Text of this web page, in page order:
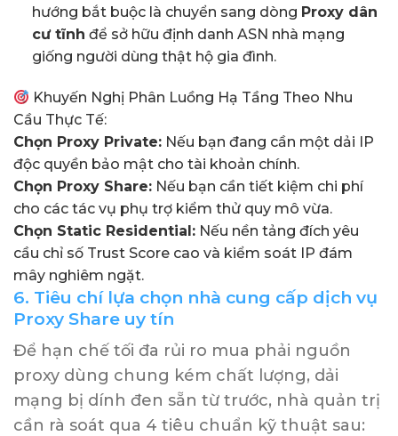
hướng bắt buộc là chuyển sang dòng Proxy dân
cư tĩnh để sở hữu định danh ASN nhà mạng
giống người dùng thật hộ gia đình.
Khuyến Nghị Phân Luồng Hạ Tầng Theo Nhu
Cầu Thực Tế:
Chọn Proxy Private: Nếu bạn đang cần một dải IP
độc quyền bảo mật cho tài khoản chính.
Chọn Proxy Share: Nếu bạn cần tiết kiệm chi phí
cho các tác vụ phụ trợ kiểm thử quy mô vừa.
Chọn Static Residential: Nếu nền tảng đích yêu
cầu chỉ số Trust Score cao và kiểm soát IP đám
mây nghiêm ngặt.
6. Tiêu chí lựa chọn nhà cung cấp dịch vụ
Proxy Share uy tín
Để hạn chế tối đa rủi ro mua phải nguồn
proxy dùng chung kém chất lượng, dải
mạng bị dính đen sẵn từ trước, nhà quản trị
cần rà soát qua 4 tiêu chuẩn kỹ thuật sau: